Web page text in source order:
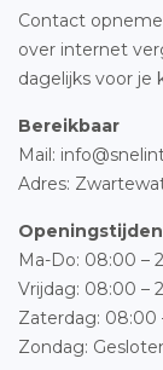
Contact
over internet
dagelijks voor je
Bereikbaar
Mail:
Adres:
Openingstijden
Ma-Do: 08:00 –
Vrijdag: 08:00 –
Zaterdag: 08:00
Zondag: